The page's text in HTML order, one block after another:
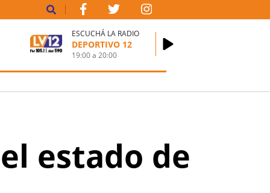
ESCUCHÁ LA RADIO
DEPORTIVO 12
19:00a20:00
estado de